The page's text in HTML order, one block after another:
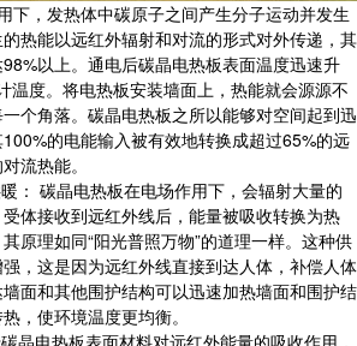
下，发热体中碳原子之间产生分子运动并发生
热能以远红外辐射和对流的形式对外传递，其
以上。通电后碳晶电热板表面温度迅速升
温度。将电热板安装墙面上，热能就会源源不
个角落。碳晶电热板之所以能够对空间起到迅
的电能输入被有效地转换成超过65%的远
流热能。
： 碳晶电热板在电场作用下，会辐射大量的
体接收到远红外线后，能量被吸收转换为热
原理如同“阳光普照万物”的道理一样。这种供
，这是因为远红外线直接到达人体，补偿人体
面和其他围护结构可以迅速加热墙面和围护结
，使环境温度更均衡。
晶电热板表面材料对远红外能量的吸收作用，